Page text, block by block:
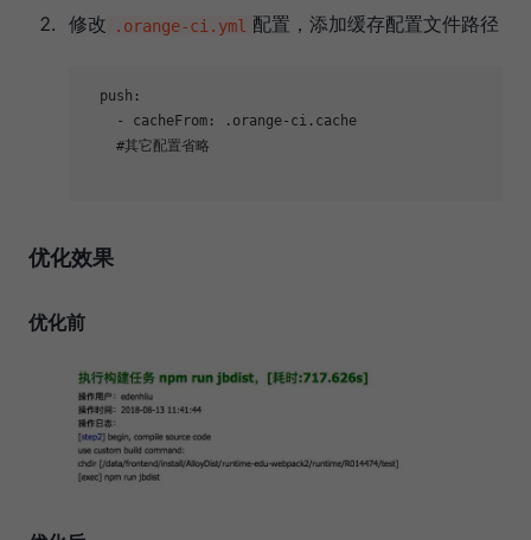
修改 .orange-ci.yml 配置，添加缓存配置文件路径
  push:
    - cacheFrom:
.orange-ci.cache
#其它配置省略
优化效果
优化前